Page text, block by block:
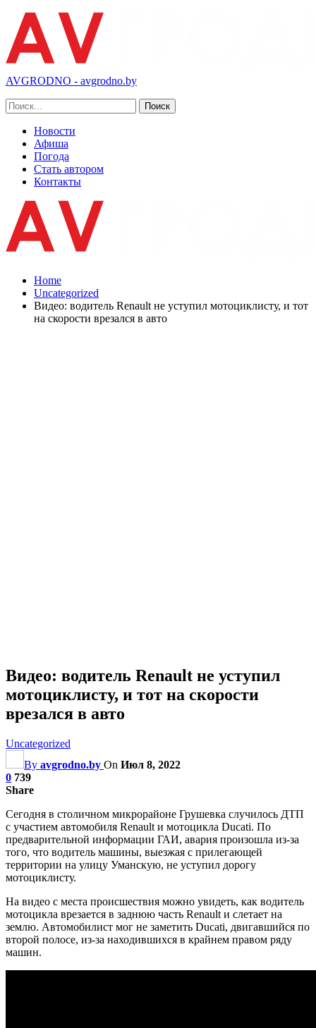
AVGRODNO - avgrodno.by
Новости
Афиша
Погода
Стать автором
Контакты
Home
Uncategorized
Видео: водитель Renault не уступил мотоциклисту, и тот
на скорости врезался в авто
Видео: водитель Renault не уступил
мотоциклисту, и тот на скорости
врезался в авто
Uncategorized
By avgrodno.by On Июл 8, 2022
0 739
Share
Сегодня в столичном микрорайоне Грушевка случилось ДТП
с участием автомобиля Renault и мотоцикла Ducati. По
предварительной информации ГАИ, авария произошла из-за
того, что водитель машины, выезжая с прилегающей
территории на улицу Уманскую, не уступил дорогу
мотоциклисту.
На видео с места происшествия можно увидеть, как водитель
мотоцикла врезается в заднюю часть Renault и слетает на
землю. Автомобилист мог не заметить Ducati, двигавшийся по
второй полосе, из-за находившихся в крайнем правом ряду
машин.